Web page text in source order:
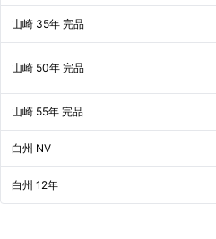
山崎 35年 完品
山崎 50年 完品
山崎 55年 完品
白州 NV
白州 12年